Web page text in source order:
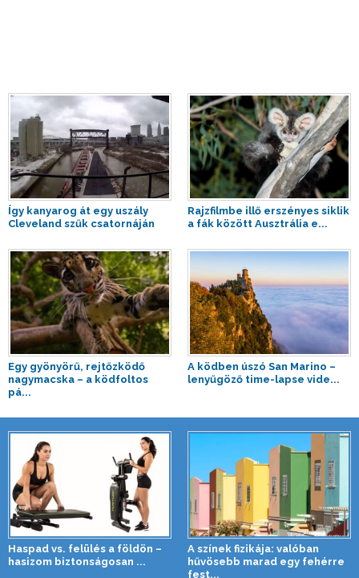
Így kanyarog át egy uszály
Cleveland szűk csatornáján
Rajzfilmbe illő erszényes siklik
a fák között Ausztrália e...
Egy gyönyörű, rejtőzködő
nagymacska – a ködfoltos
pá...
A ködben úszó San Marino –
lenyűgöző time-lapse vide...
Haspad vs. felülés a földön –
hasizom biztonságosan ...
A színek fizikája: valóban
hűvösebb marad egy fehérre
fest...